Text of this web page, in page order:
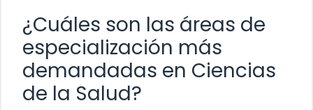
¿Cuáles son las áreas de
especialización más
demandadas en Ciencias
de la Salud?